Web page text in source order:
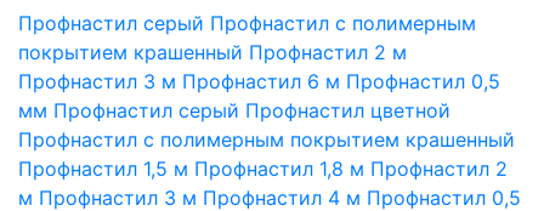
Профнастил серый Профнастил с полимерным
покрытием крашенный Профнастил 2 м
Профнастил 3 м Профнастил 6 м Профнастил 0,5
мм Профнастил серый Профнастил цветной
Профнастил с полимерным покрытием крашенный
Профнастил 1,5 м Профнастил 1,8 м Профнастил 2
м Профнастил 3 м Профнастил 4 м Профнастил 0,5